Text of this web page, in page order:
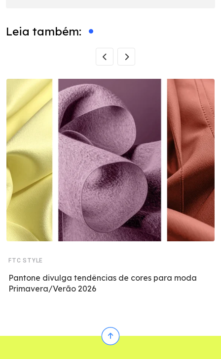
Leia também:
FTC STYLE
Pantone divulga tendências de cores para moda
Primavera/Verão 2026